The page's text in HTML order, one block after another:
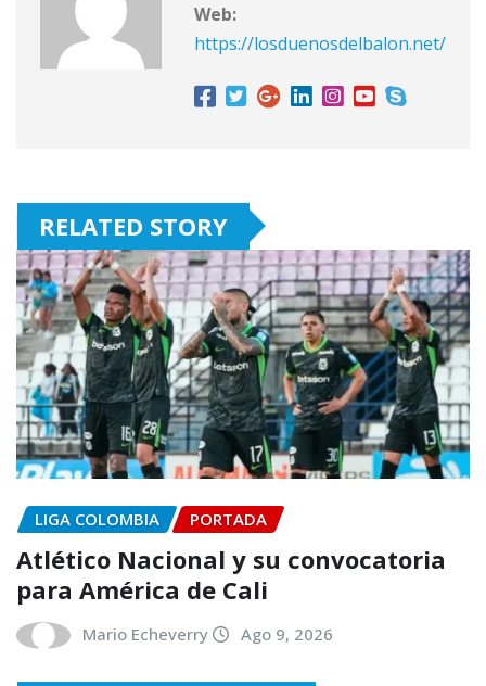
Web:
https://losduenosdelbalon.net/
RELATED STORY
LIGA COLOMBIA PORTADA
Atlético Nacional y su convocatoria
para América de Cali
Mario Echeverry Ago 9, 2026